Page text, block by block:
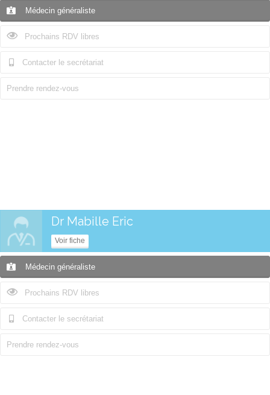
Médecin généraliste
Prochains RDV libres
Contacter le secrétariat
Prendre rendez-vous
Dr Mabille Eric
Voir fiche
Médecin généraliste
Prochains RDV libres
Contacter le secrétariat
Prendre rendez-vous